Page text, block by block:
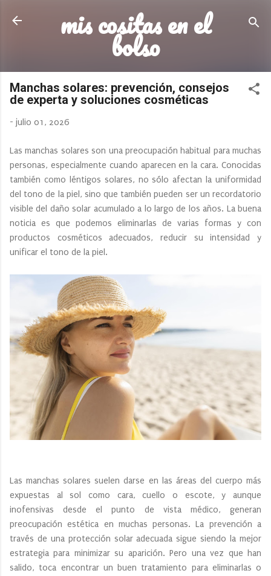
Ir al contenido principal
mis cositas en el
bolso
Manchas solares: prevención, consejos
de experta y soluciones cosméticas
- julio 01, 2026
Las manchas solares son una preocupación habitual para muchas
personas, especialmente cuando aparecen en la cara. Conocidas
también como léntigos solares, no sólo afectan la uniformidad
del tono de la piel, sino que también pueden ser un recordatorio
visible del daño solar acumulado a lo largo de los años. La buena
noticia es que podemos eliminarlas de varias formas y con
productos cosméticos adecuados, reducir su intensidad y
unificar el tono de la piel.
Las manchas solares suelen darse en las áreas del cuerpo más
expuestas al sol como cara, cuello o escote, y aunque
inofensivas desde el punto de vista médico, generan
preocupación estética en muchas personas. La prevención a
través de una protección solar adecuada sigue siendo la mejor
estrategia para minimizar su aparición. Pero una vez que han
salido, toca encontrar un buen tratamiento para eliminarlas o